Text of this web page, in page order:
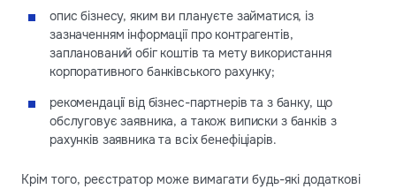
опис бізнесу, яким ви плануєте займатися, із
зазначенням інформації про контрагентів,
запланований обіг коштів та мету використання
корпоративного банківського рахунку;
рекомендації від бізнес-партнерів та з банку, що
обслуговує заявника, а також виписки з банків з
рахунків заявника та всіх бенефіціарів.
Крім того, реєстратор може вимагати будь-які додаткові